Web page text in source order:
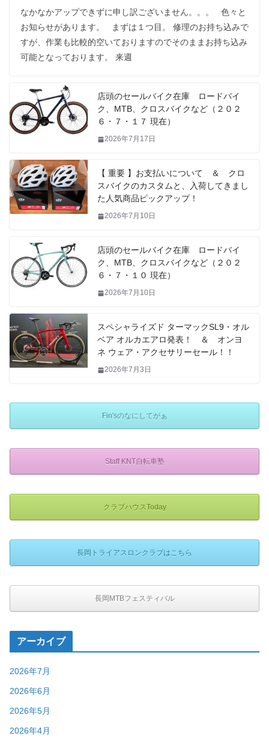
なかなかアップできずに申し訳ございません。。。 色々と
お知らせがあります。 まずは１つ目。 修理のお持ち込みで
すが、作業も比較的空いておりますのでそのままお持ち込み
可能となっております。 来週
店頭のセールバイク在庫 ロードバイ
ク、MTB、クロスバイクなど（２０２
６・７・１７ 現在）
2026年7月17日
【 重要 】お支払いについて ＆ クロ
スバイクのカスタムと、入荷してきまし
た人気商品ピックアップ！
2026年7月10日
店頭のセールバイク在庫 ロードバイ
ク、MTB、クロスバイクなど（２０２
６・７・１０ 現在）
2026年7月10日
スペシャライズド ターマックSL9・オル
ベア オルカエアロ発表！ ＆ オンヨ
ネ ウェア・アクセサリーセール！！
2026年7月3日
Fin'sのなにしてがぁ
Staff KNT自転車塾
クラブハウスToday
長岡トライアスロンクラブはこちら
長岡MTBフェスティバル
アーカイブ
2026年7月
2026年6月
2026年5月
2026年4月